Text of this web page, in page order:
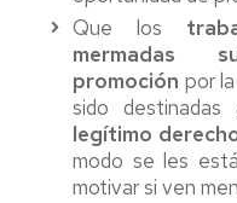
Que los
mermadas
promoción por
sido destinadas
legítimo
modo se les
motivar si ven